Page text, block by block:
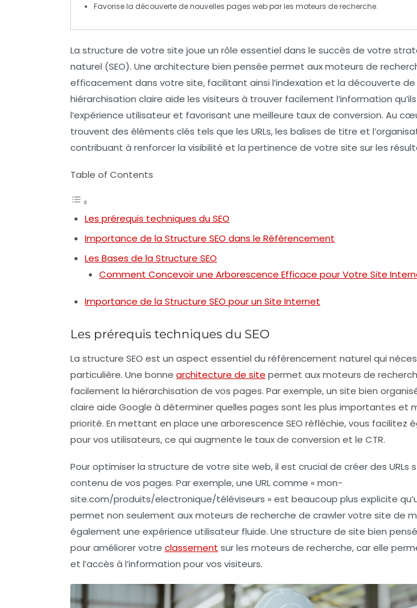
Favorise la découverte de nouvelles pages web par les moteurs de recherche.
La structure de votre site joue un rôle essentiel dans le succès de votre
naturel (SEO). Une architecture bien pensée permet aux moteurs de
efficacement dans votre site, facilitant ainsi l’indexation et la découverte de
hiérarchisation claire aide les visiteurs à trouver facilement l’information
l’expérience utilisateuret favorisant une meilleure taux de conversion. Au
trouvent des éléments clés tels que les URLs, les balises de titre et
contribuant à renforcer la visibilité et la pertinence de votre site sur les
Table of Contents
Les prérequis techniques du SEO
Importance de la Structure SEO dans le Référencement
Les Bases de la Structure SEO
Comment Concevoir une Arborescence Efficace pour Votre Site
Importance de la Structure SEO pour un Site Internet
Les prérequis techniques du SEO
La structure SEO est un aspect essentiel du référencement naturel qui
particulière. Une bonne architecture de site permet aux moteurs de
facilement la hiérarchisation de vos pages. Par exemple, un site bien
claire aide Google à déterminer quelles pages sont les plus importantes et
priorité. En mettant en place une arborescence SEO réfléchie, vous facilitez
pour vos utilisateurs, ce qui augmente le taux de conversion et le CTR.
Pour optimiser la structure de votre site web, il est crucial de créer des URLs
contenu de vos pages. Par exemple, une URL comme « mon-
site.com/produits/electronique/téléviseurs » est beaucoup plus explicite
permet non seulement aux moteurs de recherche de crawler votre site de
également une expérience utilisateur fluide. Une structure de site bien
pour améliorer votre classement sur les moteurs de recherche, car elle
et l’accès à l’information pour vos visiteurs.